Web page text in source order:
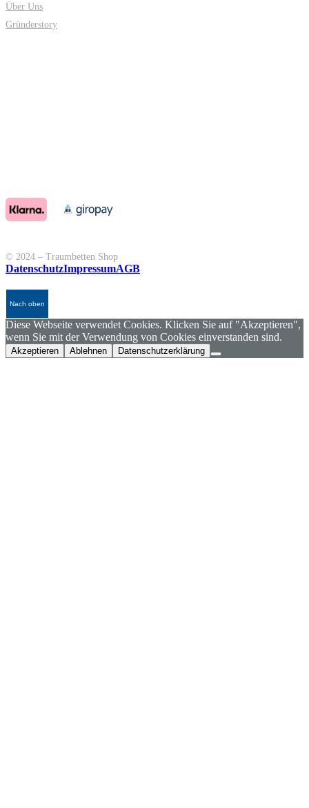
Über Uns
Gründerstory
© 2024 – Traumbetten Shop
DatenschutzImpressumAGB
Nach oben
Diese Webseite verwendet Cookies. Klicken Sie auf "Akzeptieren",
wenn Sie mit der Verwendung von Cookies einverstanden sind.
Akzeptieren Ablehnen Datenschutzerklärung